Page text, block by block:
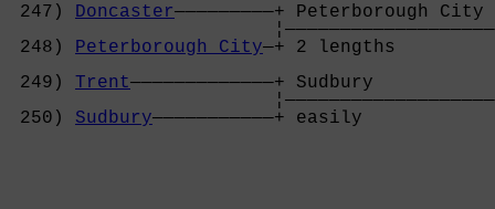
247) Doncaster—————————+ Peterborough
248)
Peterborough City—+ 2 lengths
249) Trent—————————————+ Sudbury
250) Sudbury———————————+